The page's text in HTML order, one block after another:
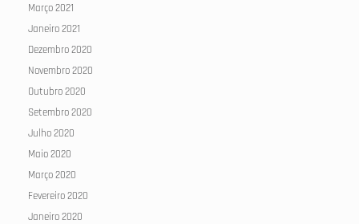
Março 2021
Janeiro 2021
Dezembro 2020
Novembro 2020
Outubro 2020
Setembro 2020
Julho 2020
Maio 2020
Março 2020
Fevereiro 2020
Janeiro 2020